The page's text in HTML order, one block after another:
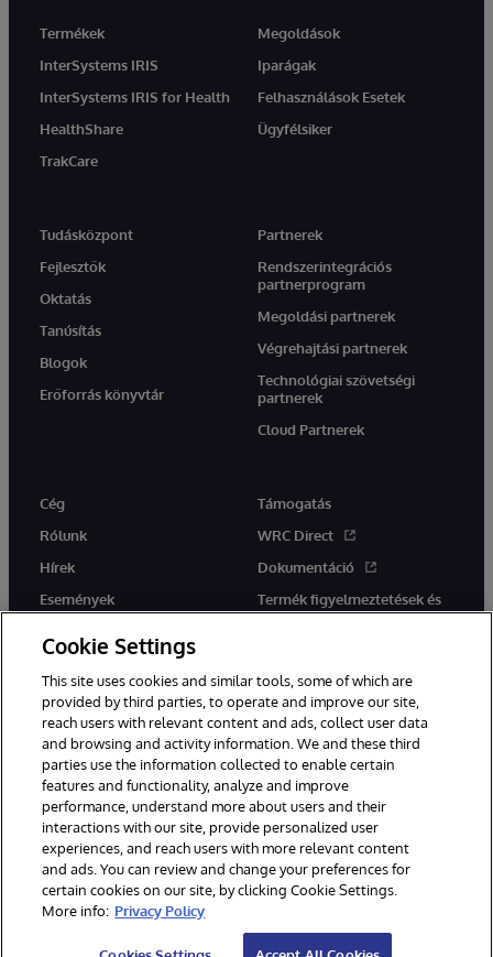
Termékek
InterSystems IRIS
InterSystems IRIS for Health
HealthShare
TrakCare
Megoldások
Iparágak
Felhasználások Esetek
Ügyfélsiker
Tudásközpont
Fejlesztők
Oktatás
Tanúsítás
Blogok
Erőforrás könyvtár
Partnerek
Rendszerintegrációs
partnerprogram
Megoldási partnerek
Végrehajtási partnerek
Technológiai szövetségi
partnerek
Cloud Partnerek
Cég
Rólunk
Hírek
Események
Támogatás
WRC Direct
Dokumentáció
Termék figyelmeztetések és
tanácsok
Ez a weboldal gépi fordítást használ. Bármilyen fordítási konfliktus
esetén az oldal angol nyelvű változata élvez elsőbbséget.
© 1996-2026 InterSystems Corporation, Boston, MA. Minden jog
fenntartva.
Értesítések/Feltételek és feltételek
Adatvédelmi nyilatkozat
Garancia
Hozzáférhetőség
Cookie Settings
This site uses cookies and similar tools, some of which are
provided by third parties, to operate and improve our site,
reach users with relevant content and ads, collect user data
and browsing and activity information. We and these third
parties use the information collected to enable certain
features and functionality, analyze and improve
performance, understand more about users and their
interactions with our site, provide personalized user
experiences, and reach users with more relevant content
and ads. You can review and change your preferences for
certain cookies on our site, by clicking Cookie Settings.
More info: Privacy Policy